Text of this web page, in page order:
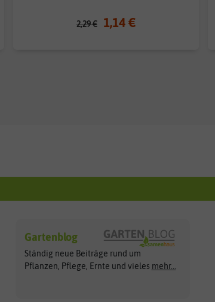
2,29 € 1,14 €
Gartenblog
Ständig neue Beiträge rund um
Pflanzen, Pflege, Ernte und vieles mehr...